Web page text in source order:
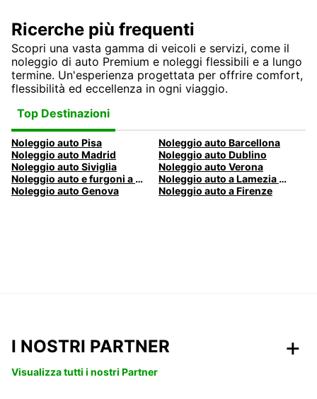
Ricerche più frequenti
Scopri una vasta gamma di veicoli e servizi, come il
noleggio di auto Premium e noleggi flessibili e a lungo
termine. Un'esperienza progettata per offrire comfort,
flessibilità ed eccellenza in ogni viaggio.
Top Destinazioni
Noleggio auto Pisa
Noleggio auto Barcellona
Noleggio auto Madrid
Noleggio auto Dublino
Noleggio auto Siviglia
Noleggio auto Verona
Noleggio auto e furgoni a Pescara
Noleggio auto a Lamezia Terme, Italia
Noleggio auto Genova
Noleggio auto a Firenze
I NOSTRI PARTNER
Visualizza tutti i nostri Partner